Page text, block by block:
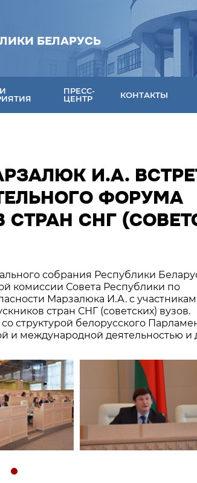
БЕЛАРУСЬ
ПРЕСС-
ЦЕНТР
КОНТАКТЫ
И.А.
ФОРУМА
СНГ
собрания Республики
комиссии Совета Республики по
Марзалюка И.А. с
стран СНГ (советских) вузов.
структурой белорусского
и международной деятельностью и